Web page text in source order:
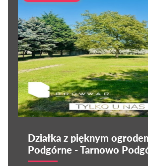
Działka z pięknym
Podgórne - Tarnowo